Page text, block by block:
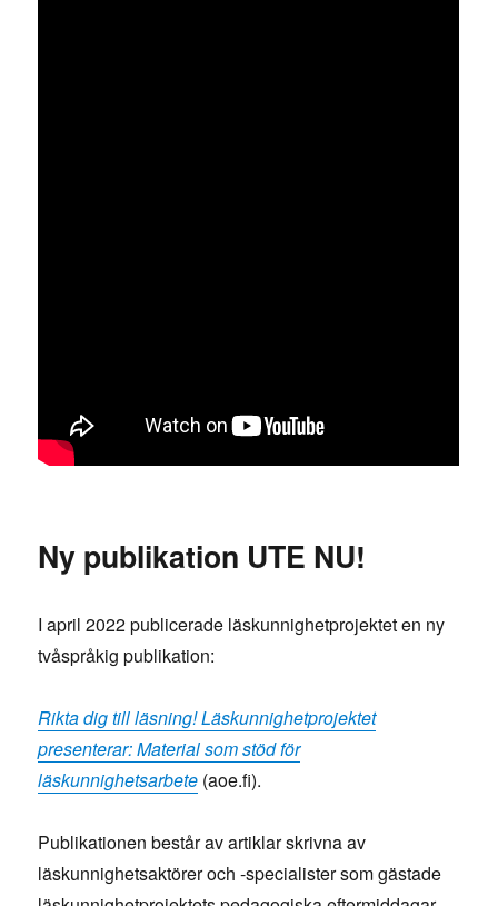
Ny publikation UTE NU!
I april 2022 publicerade läskunnighetprojektet en ny
tvåspråkig publikation:
Rikta dig till läsning! Läskunnighetprojektet
presenterar: Material som stöd för
läskunnighetsarbete (aoe.fi).
Publikationen består av artiklar skrivna av
läskunnighetsaktörer och -specialister som gästade